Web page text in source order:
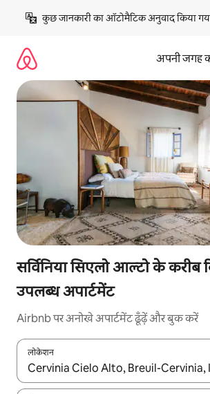
छोड़कर
कॉन्टेंट
कुछ जानकारी का ऑटोमैटिक अनुवाद किया
अपनी जगह
सर्विनिया सिएलो आल्टो के करीब
उपलब्ध अपार्टमेंट
Airbnb पर अनोखे अपार्टमेंट ढूँढ़ें और बुक करें
लोकेशन
नतीजों के उपलब्ध होने पर, अप और डाउन 'ऐरो